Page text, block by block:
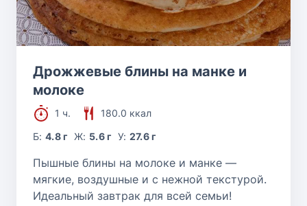
Дрожжевые блины на манке и
молоке
1 ч.
180.0 ккал
Б:4.8 г Ж: 5.6 г У: 27.6 г
Пышные блины на молоке и манке —
мягкие, воздушные и с нежной текстурой.
Идеальный завтрак для всей семьи!